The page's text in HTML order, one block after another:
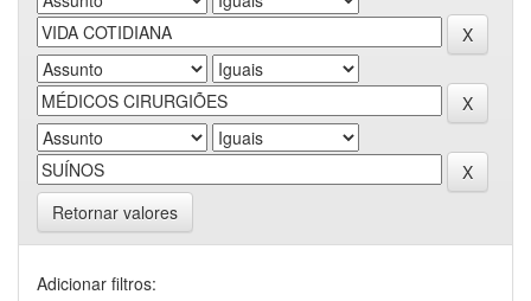
Retornar valores
Adicionar filtros: